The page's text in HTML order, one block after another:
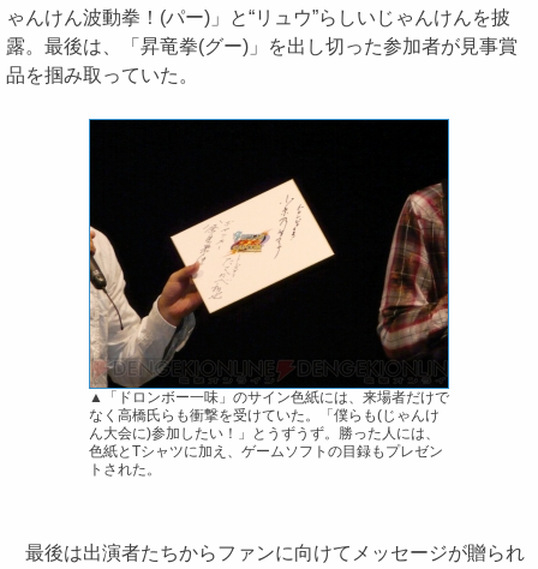
ゃんけん波動拳！(パー)」と“リュウ”らしいじゃんけんを披
露。最後は、「昇竜拳(グー)」を出し切った参加者が見事賞
品を掴み取っていた。
▲「ドロンボー一味」のサイン色紙には、来場者だけで
なく高橋氏らも衝撃を受けていた。「僕らも(じゃんけ
ん大会に)参加したい！」とうずうず。勝った人には、
色紙とTシャツに加え、ゲームソフトの目録もプレゼン
トされた。
最後は出演者たちからファンに向けてメッセージが贈られ